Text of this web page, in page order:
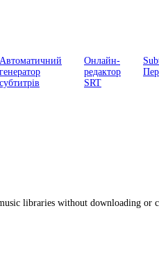
Автоматичний
генератор
субтитрів
Онлайн-
редактор
SRT
libraries without downloading or